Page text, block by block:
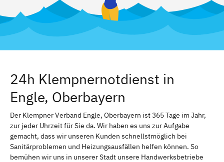
24h Klempnernotdienst in
Engle, Oberbayern
Der Klempner Verband Engle, Oberbayern ist 365 Tage im Jahr,
zur jeder Uhrzeit für Sie da. Wir haben es uns zur Aufgabe
gemacht, dass wir unseren Kunden schnellstmöglich bei
Sanitärproblemen und Heizungsausfällen helfen können. So
bemühen wir uns in unserer Stadt unsere Handwerksbetriebe